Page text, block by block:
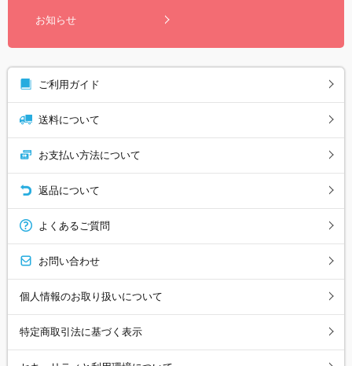
お知らせ
ご利用ガイド
送料について
お支払い方法について
返品について
よくあるご質問
お問い合わせ
個人情報のお取り扱いについて
特定商取引法に基づく表示